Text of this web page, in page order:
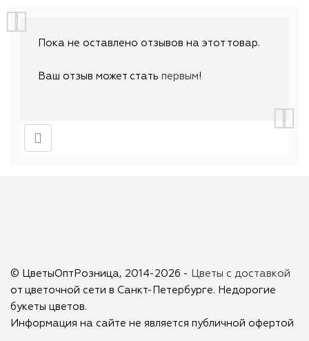
Пока не оставлено отзывов на этот товар.
Ваш отзыв может стать первым!
© ЦветыОптРозница, 2014-2026 - Цветы с доставкой
от цветочной сети в Санкт-Петербурге. Недорогие
букеты цветов.
Информация на сайте не является публичной офертой